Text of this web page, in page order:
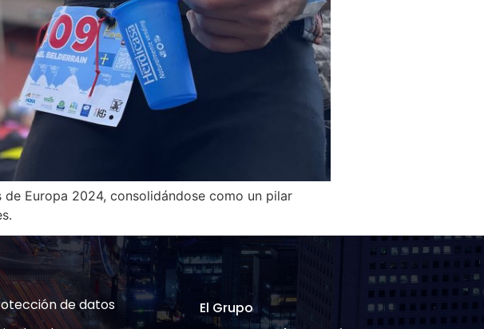
Europa 2024, consolidándose como un pilar
de datos
El Grupo